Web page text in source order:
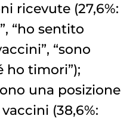
ricevute (27,6%:
“ho sentito
“sono
ho timori”);
una posizione
(38,6%: